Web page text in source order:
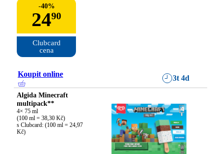
-40%
2490
Clubcard
cena
Koupit online 3t 4d
Algida Minecraft
multipack**
4× 75 ml
(100 ml = 38,30 Kč)
s Clubcard: (100 ml = 24,97
Kč)